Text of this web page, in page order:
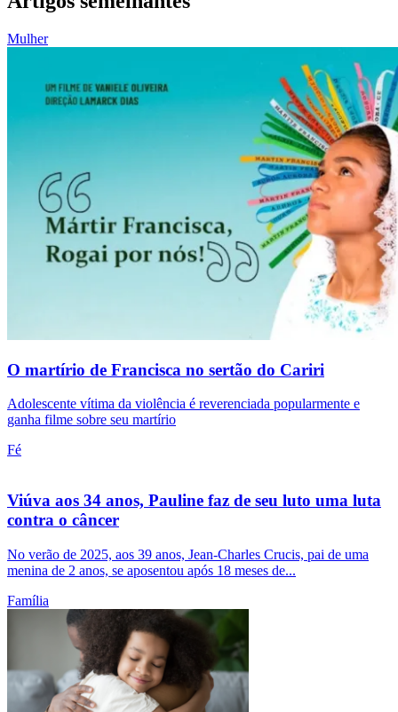
Mulher
O martírio de Francisca no sertão do Cariri
Adolescente vítima da violência é reverenciada popularmente e
ganha filme sobre seu martírio
Fé
Viúva aos 34 anos, Pauline faz de seu luto uma luta
contra o câncer
No verão de 2025, aos 39 anos, Jean-Charles Crucis, pai de uma
menina de 2 anos, se aposentou após 18 meses de...
Família